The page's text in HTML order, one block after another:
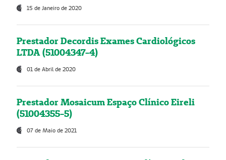
15 de Janeiro de 2020
Prestador Decordis Exames Cardiológicos
LTDA (51004347-4)
01 de Abril de 2020
Prestador Mosaicum Espaço Clínico Eireli
(51004355-5)
07 de Maio de 2021